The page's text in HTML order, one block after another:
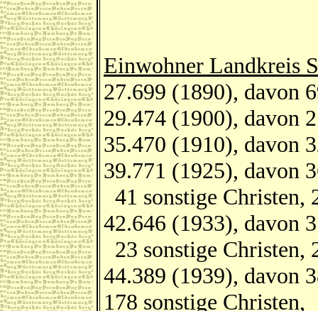
Einwohner Landkreis
27.699 (1890), davon
29.474 (1900), davon
35.470 (1910), davon
39.771 (1925), davon
41 sonstige Christen,
42.646 (1933), davon
23 sonstige Christen,
44.389 (1939), davon
178 sonstige